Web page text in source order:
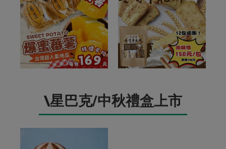
\星巴克/中秋禮盒上市